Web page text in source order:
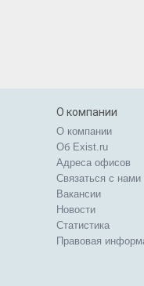
О компании
О компании
Об Exist.ru
Адреса офисов
Связаться с нами
Вакансии
Новости
Статистика
Правовая